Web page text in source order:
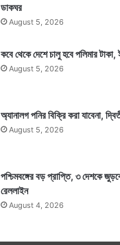
ডাকঘর
August 5, 2026
কবে থেকে দেশে চালু হবে পলিমার টাকা,
August 5, 2026
অ্যানালগ পনির বিক্রি করা যাবেনা,
August 5, 2026
পশ্চিমবঙ্গের বড় প্রাপ্তি, ৩ দেশকে
রেললাইন
August 4, 2026